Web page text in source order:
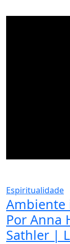
Espiritualidade
Ambiente
Por Anna
Sathler |